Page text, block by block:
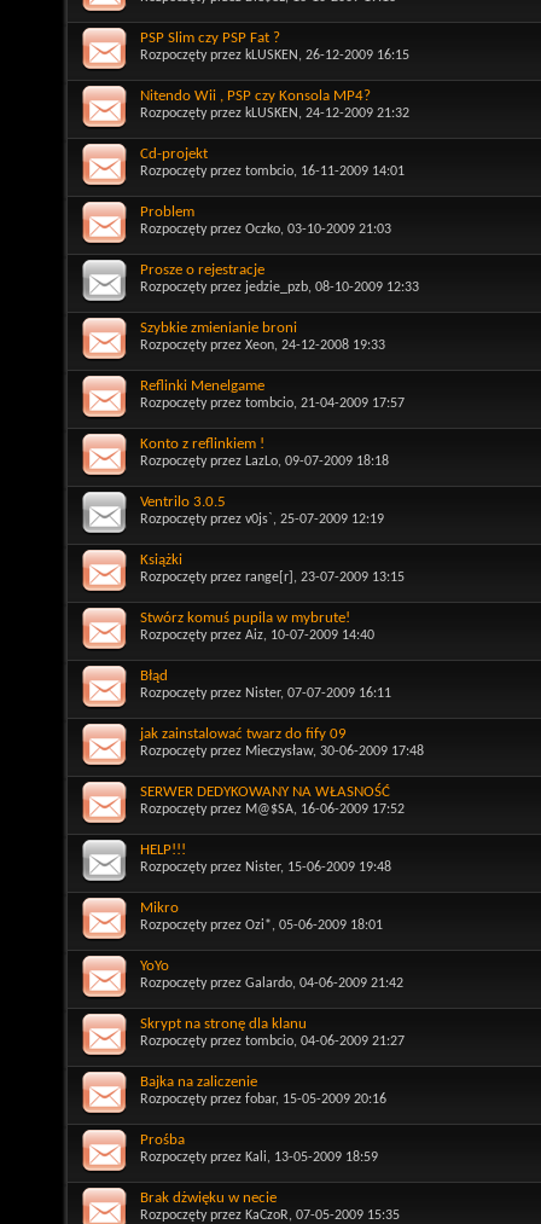
PSP Slim czy PSP Fat ?
Rozpoczęty przez kLUSKEN , 26-12-2009 16:15
Nitendo Wii , PSP czy Konsola MP4?
Rozpoczęty przez kLUSKEN , 24-12-2009 21:32
Cd-projekt
Rozpoczęty przez tombcio, 16-11-2009 14:01
Problem
Rozpoczęty przez Oczko, 03-10-2009 21:03
Prosze o rejestracje
Rozpoczęty przez jedzie_pzb, 08-10-2009 12:33
Szybkie zmienianie broni
Rozpoczęty przez Xeon, 24-12-2008 19:33
Reflinki Menelgame
Rozpoczęty przez tombcio, 21-04-2009 17:57
Konto z reflinkiem !
Rozpoczęty przez LazLo, 09-07-2009 18:18
Ventrilo 3.0.5
Rozpoczęty przez v0js`, 25-07-2009 12:19
Książki
Rozpoczęty przez range[r] , 23-07-2009 13:15
Stwórz komuś pupila w mybrute!
Rozpoczęty przez Aiz, 10-07-2009 14:40
Błąd
Rozpoczęty przez Nister, 07-07-2009 16:11
jak zainstalować twarz do fify 09
Rozpoczęty przez Mieczysław, 30-06-2009 17:48
SERWER DEDYKOWANY NA WŁASNOŚĆ
Rozpoczęty przez M@$SA, 16-06-2009 17:52
HELP!!!
Rozpoczęty przez Nister, 15-06-2009 19:48
Mikro
Rozpoczęty przez Ozi*, 05-06-2009 18:01
YoYo
Rozpoczęty przez Galardo, 04-06-2009 21:42
Skrypt na stronę dla klanu
Rozpoczęty przez tombcio, 04-06-2009 21:27
Bajka na zaliczenie
Rozpoczęty przez fobar, 15-05-2009 20:16
Prośba
Rozpoczęty przez Kali, 13-05-2009 18:59
Brak dżwięku w necie
Rozpoczęty przez KaCzoR, 07-05-2009 15:35